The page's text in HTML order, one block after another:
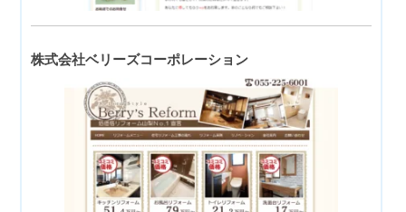
株式会社ベリーズコーポレーション